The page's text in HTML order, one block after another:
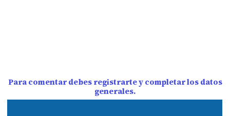
Para comentar debes registrarte y completar los datos
generales.